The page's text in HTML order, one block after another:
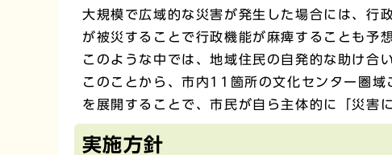
大規模で広域的な災害が発生した場合には、行
が被災することで行政機能が麻痺することも予
このような中では、地域住民の自発的な助け合
このことから、市内11箇所の文化センター圏
を展開することで、市民が自ら主体的に「災害
実施方針